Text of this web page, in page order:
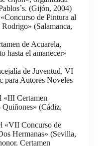
(Gijón, 2004)
de Pintura al
(Salamanca,
de Acuarela,
hasta el amanecer»
de Juventud. VI
para Autores Noveles
«III Certamen
(Cádiz,
«VII Concurso de
Hermanas» (Sevilla,
Certamen